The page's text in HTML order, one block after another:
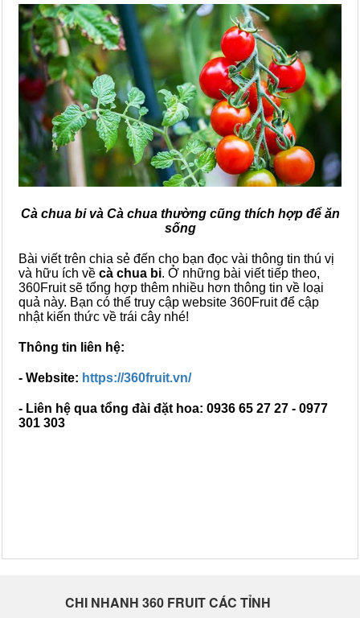
Cà chua bi và Cà chua thường cũng thích hợp để ăn
sống
Bài viết trên chia sẻ đến cho bạn đọc vài thông tin thú vị
và hữu ích về cà chua bi. Ở những bài viết tiếp theo,
360Fruit sẽ tổng hợp thêm nhiều hơn thông tin về loại
quả này. Bạn có thể truy cập website 360Fruit để cập
nhật kiến thức về trái cây nhé!
Thông tin liên hệ:
- Website: https://360fruit.vn/
- Liên hệ qua tổng đài đặt hoa: 0936 65 27 27 - 0977
301 303
CHI NHANH 360 FRUIT CÁC TỈNH